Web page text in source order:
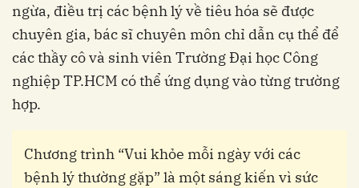
ngừa, điều trị các bệnh lý về tiêu hóa sẽ được
chuyên gia, bác sĩ chuyên môn chỉ dẫn cụ thể để
các thầy cô và sinh viên Trường Đại học Công
nghiệp TP.HCM có thể ứng dụng vào từng trường
hợp.
Chương trình “Vui khỏe mỗi ngày với các
bệnh lý thường gặp” là một sáng kiến vì sức